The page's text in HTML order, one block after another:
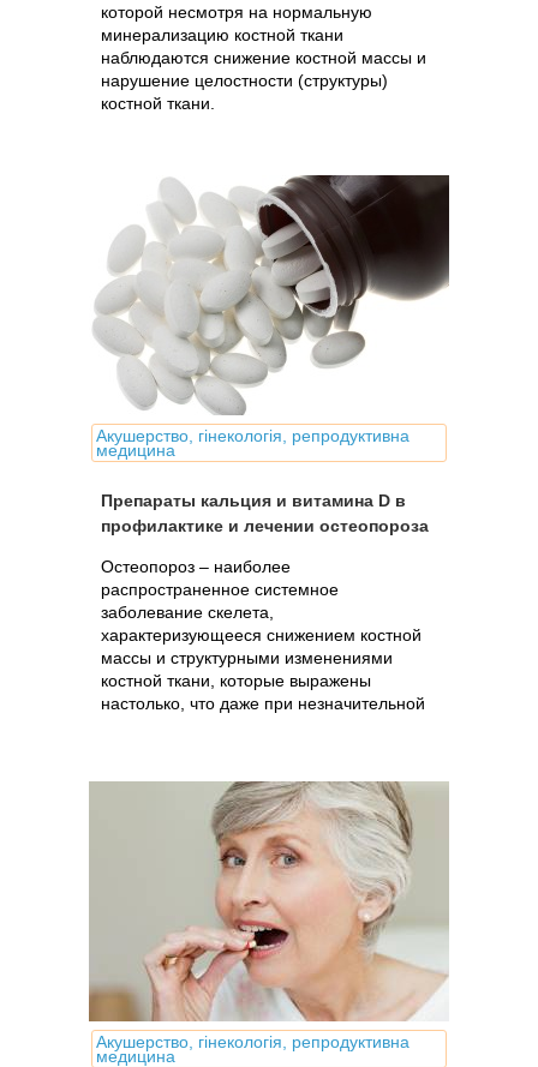
которой несмотря на нормальную
минерализацию костной ткани
наблюдаются снижение костной массы и
нарушение целостности (структуры)
костной ткани.
Акушерство, гінекологія, репродуктивна
медицина
Препараты кальция и витамина D в
профилактике и лечении остеопороза
Остеопороз – наиболее
распространенное системное
заболевание скелета,
характеризующееся снижением костной
массы и структурными изменениями
костной ткани, которые выражены
настолько, что даже при незначительной
Акушерство, гінекологія, репродуктивна
медицина